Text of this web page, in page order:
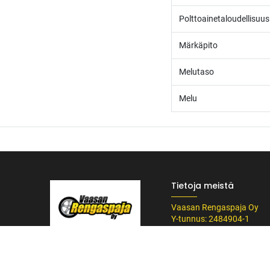
Polttoainetaloudellisuus
Märkäpito
Melutaso
Melu
Tietoja meistä
Vaasan Rengaspaja Oy
Y-tunnus: 2484904-1